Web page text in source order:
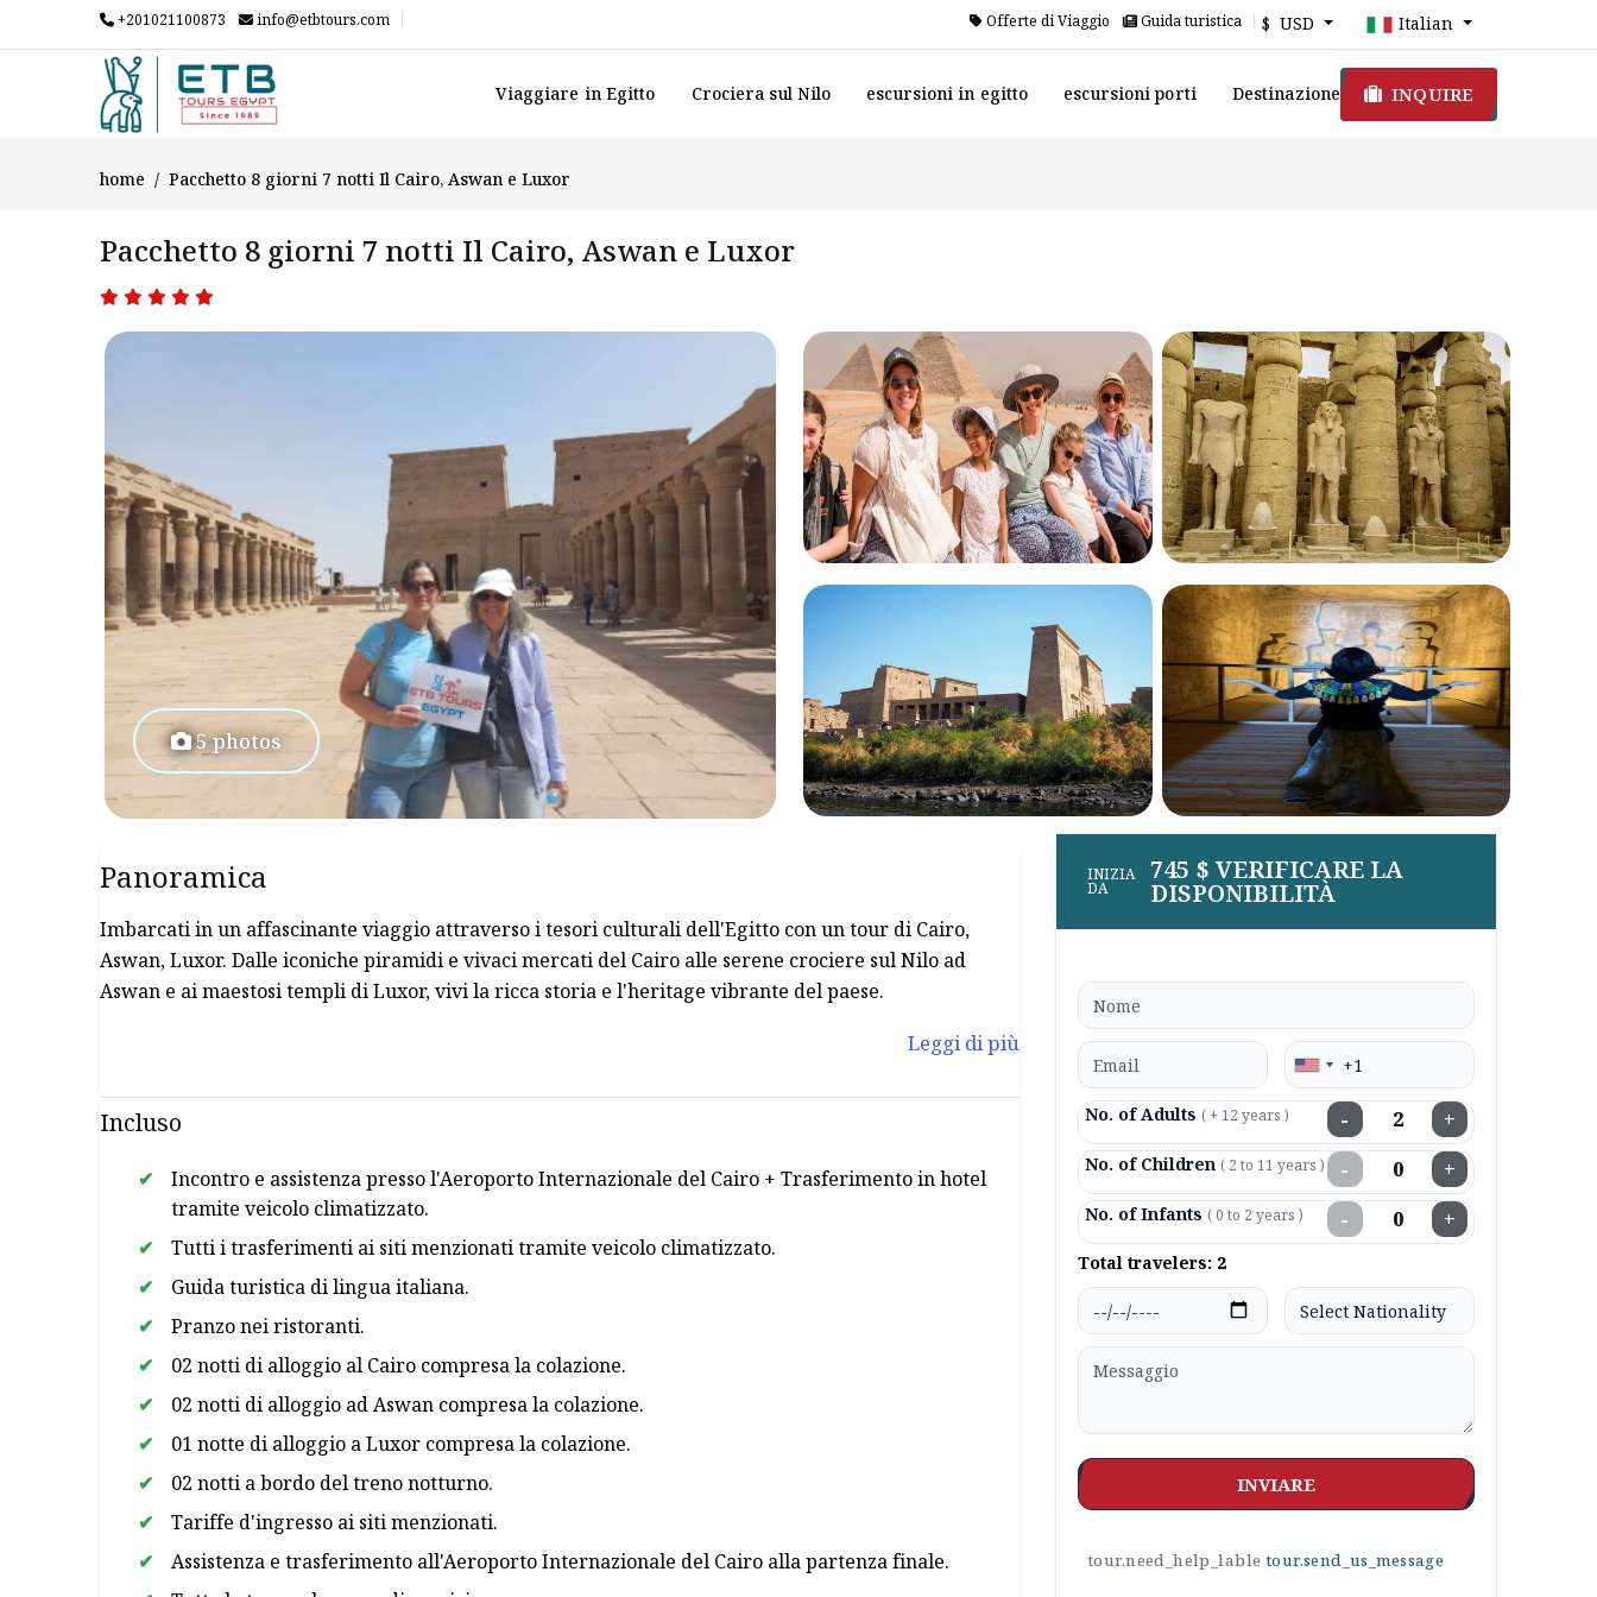
+201021100873 info@etbtours.com Offerte di Viaggio Guida turistica $ USD Italian
Viaggiare in Egitto Crociera sul Nilo escursioni in egitto escursioni porti Destinazione INQUIRE
home Pacchetto 8 giorni 7 notti Il Cairo, Aswan e Luxor
Pacchetto 8 giorni 7 notti Il Cairo, Aswan e Luxor
5 photos
Panoramica
Imbarcati in un affascinante viaggio attraverso i tesori culturali dell'Egitto con un tour di Cairo,
Aswan, Luxor. Dalle iconiche piramidi e vivaci mercati del Cairo alle serene crociere sul Nilo ad
Aswan e ai maestosi templi di Luxor, vivi la ricca storia e l'heritage vibrante del paese.
Leggi di più
Incluso
Incontro e assistenza presso l'Aeroporto Internazionale del Cairo + Trasferimento in hotel
tramite veicolo climatizzato.
Tutti i trasferimenti ai siti menzionati tramite veicolo climatizzato.
Guida turistica di lingua italiana.
Pranzo nei ristoranti.
02 notti di alloggio al Cairo compresa la colazione.
02 notti di alloggio ad Aswan compresa la colazione.
01 notte di alloggio a Luxor compresa la colazione.
02 notti a bordo del treno notturno.
Tariffe d'ingresso ai siti menzionati.
Assistenza e trasferimento all'Aeroporto Internazionale del Cairo alla partenza finale.
INIZIA
DA
745 $ VERIFICARE LA
DISPONIBILITÀ
No. of Adults ( + 12 years ) − +
No. of Children ( 2 to 11 years ) − +
No. of Infants ( 0 to 2 years ) − +
Total travelers: 2
INVIARE
tour.need_help_lable tour.send_us_message